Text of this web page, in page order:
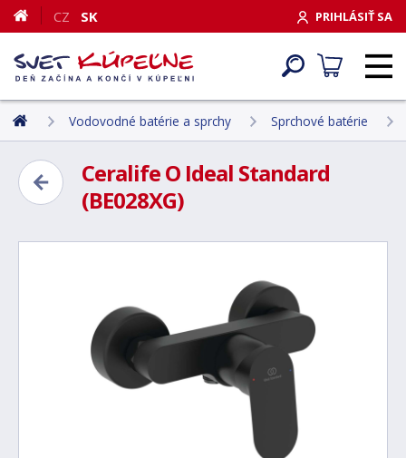
PRIHLÁSIŤ SA
CZ SK
Vodovodné batérie a sprchy Sprchové batérie
Ceralife O Ideal Standard
(BE028XG)